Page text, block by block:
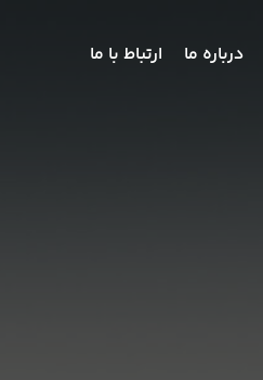
درباره ما ارتباط با ما